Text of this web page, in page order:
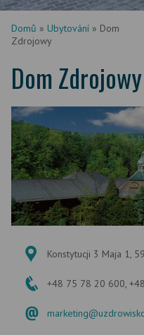
Domů » Ubytování » Dom
Zdrojowy
Dom Zdrojowy
Konstytucji 3 Maja 1,
+48 75 78 20 600,